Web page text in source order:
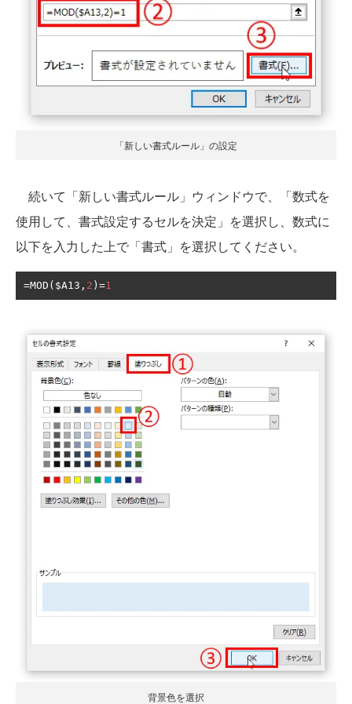
「新しい書式ルール」の設定
続いて「新しい書式ルール」ウィンドウで、「数式を
使用して、書式設定するセルを決定」を選択し、数式に
以下を入力した上で「書式」を選択してください。
=MOD ( $A13 , 2 )=1
背景色を選択